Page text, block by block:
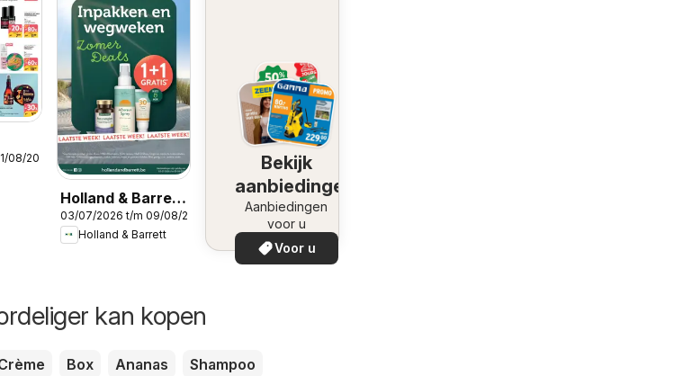
08/2026
Holland & Barrett
Folder / Publicité
03/07/2026 t/m 09/08/2026
Holland & Barrett
Bekijk
aanbiedingen
Aanbiedingen
voor u
Voor u
kan kopen
Box Ananas
Shampoo